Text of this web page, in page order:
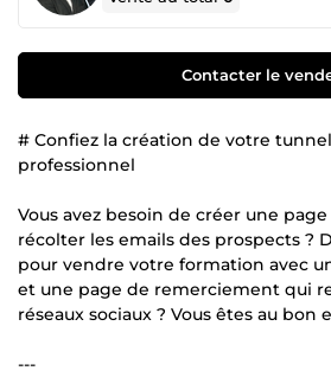
Contacter le
# Confiez la création de votre
professionnel
Vous avez besoin de créer une
récolter les emails des prospects ?
pour vendre votre formation avec
et une page de remerciement qui
réseaux sociaux ? Vous êtes au bon
---